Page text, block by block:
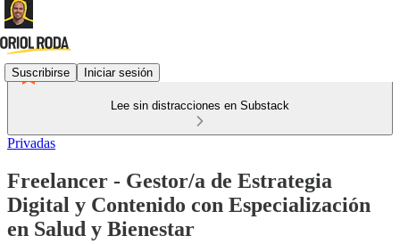
Suscribirse Iniciar sesión
Lee sin distracciones en Substack
Privadas
Freelancer - Gestor/a de Estrategia
Digital y Contenido con Especialización
en Salud y Bienestar